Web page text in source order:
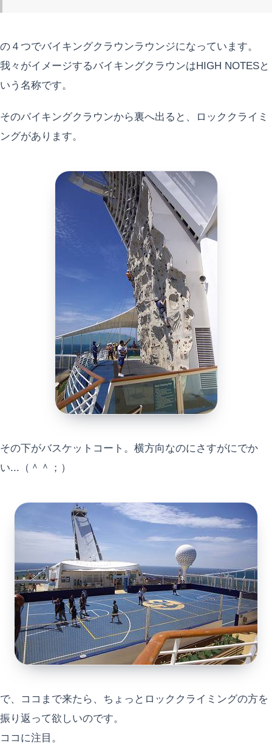
の４つでバイキングクラウンラウンジになっています。
我々がイメージするバイキングクラウンはHIGH NOTESと
いう名称です。
そのバイキングクラウンから裏へ出ると、ロッククライミ
ングがあります。
その下がバスケットコート。横方向なのにさすがにでか
い...（＾＾；）
で、ココまで来たら、ちょっとロッククライミングの方を
振り返って欲しいのです。
ココに注目。